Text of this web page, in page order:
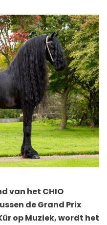
van het CHIO
de Grand Prix
op Muziek, wordt het